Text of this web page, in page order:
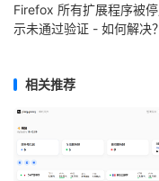
Firefox 所有扩展程序被
示未通过验证 - 如何解决？
相关推荐